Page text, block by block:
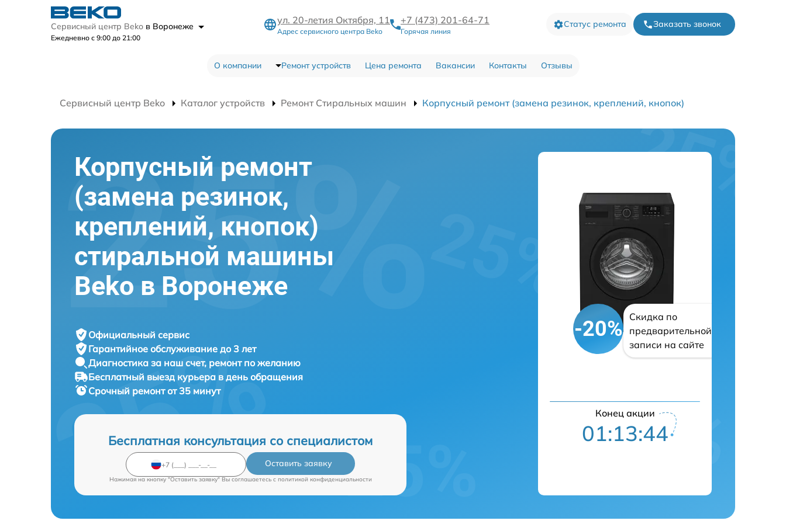
Сервисный центр Beko в Воронеже
Ежедневно с 9:00 до 21:00
ул. 20-летия Октября, 11
Адрес сервисного центра Beko
+7 (473) 201-64-71
Горячая линия
Статус ремонта Заказать звонок
О компании Ремонт устройств Цена ремонта Вакансии Контакты Отзывы
Сервисный центр Beko Каталог устройств Ремонт Стиральных машин Корпусный ремонт (замена резинок, креплений, кнопок)
Корпусный ремонт
(замена резинок,
креплений, кнопок)
стиральной машины
Beko в Воронеже
Официальный сервис
Гарантийное обслуживание до 3 лет
Диагностика за наш счет, ремонт по желанию
Бесплатный выезд курьера в день обращения
Срочный ремонтот 35 минут
Бесплатная консультация со специалистом
Оставить заявку
Нажимая на кнопку "Оставить заявку" Вы соглашаетесь c политикой конфиденциальности
-20%
Скидка по
предварительной
записи на сайте
Конец акции
01:13:43